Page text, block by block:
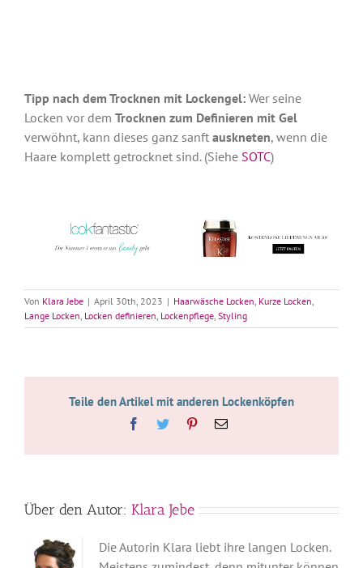
Tipp nach dem Trocknen mit Lockengel:Wer seine
Locken vor dem Trocknen zum Definieren mit Gel
verwöhnt, kann dieses ganz sanft auskneten, wenn die
Haare komplett getrocknet sind. (Siehe SOTC)
Von Klara Jebe | April 30th, 2023 | Haarwäsche Locken, Kurze Locken,
Lange Locken, Locken definieren, Lockenpflege, Styling
Teile den Artikel mit anderen Lockenköpfen
Facebook
Twitter Pinterest
E-
Über den Autor: Klara Jebe
Die Autorin Klara liebt ihre langen Locken.